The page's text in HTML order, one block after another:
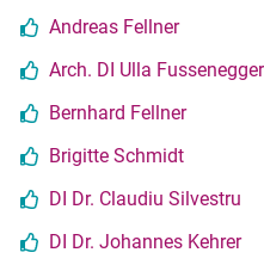
Andreas Fellner
Arch. DI Ulla Fussenegger
Bernhard Fellner
Brigitte Schmidt
DI Dr. Claudiu Silvestru
DI Dr. Johannes Kehrer